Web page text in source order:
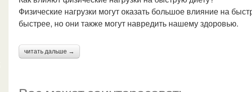
Физические нагрузки могут оказать большое влияние на
быстрее, но они также могут навредить нашему здоровью.
читать дальше →